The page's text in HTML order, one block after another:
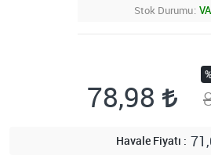
Stok Durumu
78,98
Havale Fiyatı